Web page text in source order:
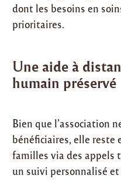
dont les besoins en
prioritaires.
Une aide à
humain préservé
Bien que l’association
bénéficiaires, elle reste
familles via des appels
un suivi personnalisé